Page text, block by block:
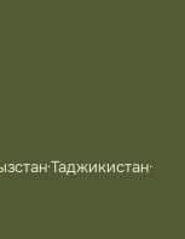
·Таджикистан·